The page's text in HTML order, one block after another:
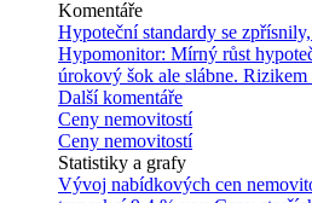
Komentáře
Hypoteční standardy se
Hypomonitor: Mírný růst
úrokový šok ale slábne.
Další komentáře
Ceny nemovitostí
Ceny nemovitostí
Statistiky a grafy
Vývoj nabídkových cen